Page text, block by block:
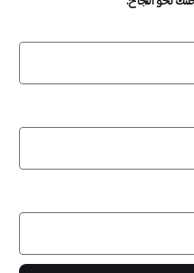
موقعك - ​​إلى الأبد!
موقعك - ​​إلى الأبد!